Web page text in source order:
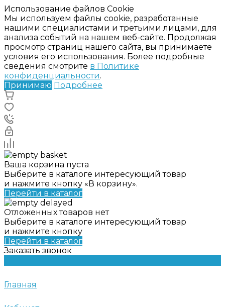
Использование файлов Cookie
Мы используем файлы cookie, разработанные
нашими специалистами и третьими лицами, для
анализа событий на нашем веб-сайте. Продолжая
просмотр страниц нашего сайта, вы принимаете
условия его использования. Более подробные
сведения смотрите в Политике
конфиденциальности.
Принимаю Подробнее
Ваша корзина пуста
Выберите в каталоге интересующий товар
и нажмите кнопку «В корзину».
Перейти в каталог
Отложенных товаров нет
Выберите в каталоге интересующий товар
и нажмите кнопку
Перейти в каталог
Заказать звонок
Главная